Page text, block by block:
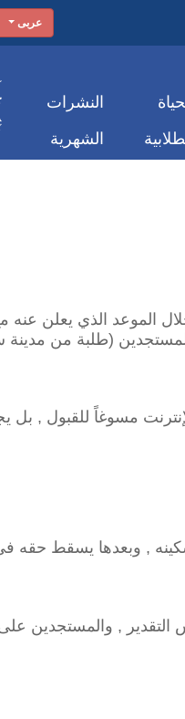
عربى
النشرات
الشهرية
الموعد الذي يعلن عنه
للمستجدين (طلبة من
مسوغاً للقبول , بل
لكل طالب فرصة 10 أيام من بداية تاريخ تسكينه , وبعدها يسقط
التقدير , والمستجدين